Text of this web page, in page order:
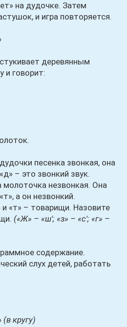
на дудочке. Затем
и игра повторяется.
деревянным
и говорит:
песенка звонкая, она
– это звонкий звук.
молоточка незвонкая. Она
а он незвонкий.
и «т» – товарищи. Назовите
(«Ж» – «ш'; «з» – «с'; «г» –
содержание.
слух детей, работать
(в кругу)